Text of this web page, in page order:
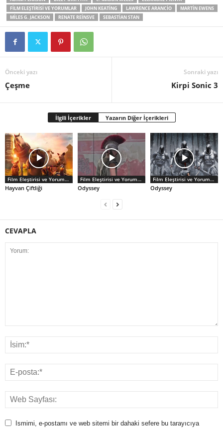
FILM ELEŞTIRISI VE YORUMLAR
JOHN KEATING LAWRENCE ARANCIO
MARTIN EWENS
MILES G. JACKSON
RENATE REINSVE SEBASTIAN STAN
Önceki yazı
Çeşme
Sonraki yazı
Kirpi Sonic 3
İlgili İçerikler Yazarın Diğer İçerikleri
Film Eleştirisi ve Yorumlar
Hayvan Çiftliği
Film Eleştirisi ve Yorumlar
Odyssey
Film Eleştirisi ve Yorumlar
Odyssey
CEVAPLA
Ismimi, e-postamı ve web sitemi bir dahaki sefere bu tarayıcıya